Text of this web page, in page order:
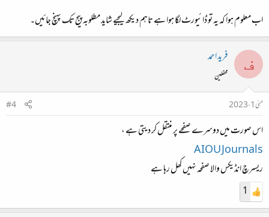
اب معلوم ہوا کہ یہ تو ڈائیورٹ لگا ہوا ہے تاہم دیکھ لیجیے شاید مطلوبہ پیج تک پہنچ جائیں۔
ف فرید احمد
محفلین
مئی 1، 2023
#4
اس صورت میں دوسرے صفحے پر منتقل کر دیتی ہے ،
AIOU Journals
ریسرچ انڈیکس والا صفحہ نہیں کھل رہا ہے
1